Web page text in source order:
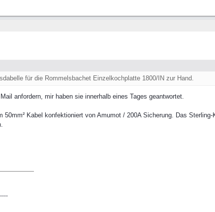
für die Rommelsbachet Einzelkochplatte 1800/IN zur Hand.
anfordern, mir haben sie innerhalb eines Tages geantwortet.
Kabel konfektioniert von Amumot / 200A Sicherung. Das